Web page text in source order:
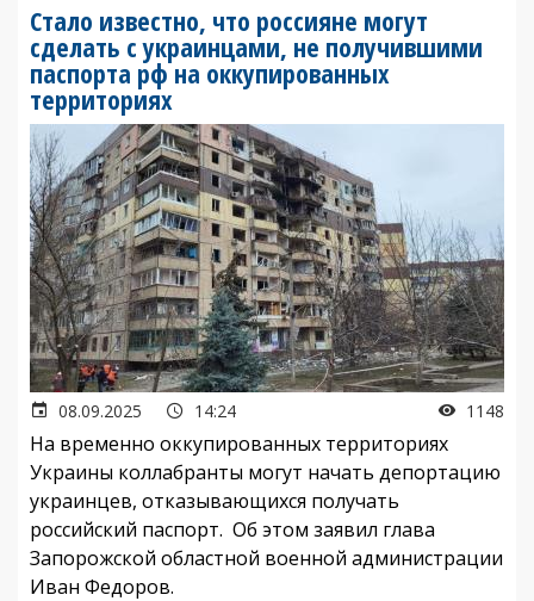
Стало известно, что россияне могут
сделать с украинцами, не получившими
паспорта рф на оккупированных
территориях
08.09.2025 14:24 1148
На временно оккупированных территориях
Украины коллабранты могут начать депортацию
украинцев, отказывающихся получать
российcкий паспорт. Об этом заявил глава
Запорожской областной военной администрации
Иван Федоров.